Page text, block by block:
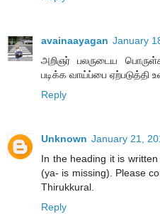
avainaayagan January
அறிஞர் பலருடைய
படிக்க வாய்ப்பை ஏற்படுத்தி
Reply
Unknown January 21,
In the heading it is
(ya- is missing). Please
Thirukkural.
Reply